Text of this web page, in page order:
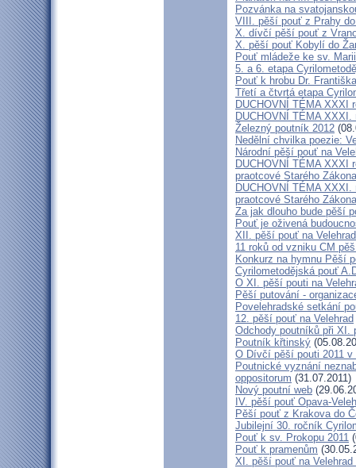
Pozvánka na
VIII. pěší pouť z Prahy
X. dívčí pěší pouť z
X. pěší pouť Kobylí do
Pouť mládeže ke sv.
5. a 6. etapa
Pouť k hrobu Dr.
Třetí a čtvrtá etapa
DUCHOVNÍ TÉMA XXXI
DUCHOVNÍ TÉMA
Železný poutník 2012
Nedělní chvilka poezie:
Národní pěší pouť na
DUCHOVNÍ TÉMA XXXI
praotcové Starého Zákona
DUCHOVNÍ TÉMA
praotcové Starého Zákona
Za jak dlouho bude pěší
Pouť je oživená
XII. pěší pouť na
11 roků od vzniku CM
Konkurz na hymnu Pěší
Cyrilometodějská pouť
O XI. pěší pouti na
Pěší putování -
Povelehradské setkání
12. pěší pouť na Velehrad
Odchody poutníků při XI.
Poutník křtinský
O Dívčí pěší pouti 2011 v
Poutnické vyznání
oppositorum (31.07.2011)
Nový poutní web
IV. pěší pouť Opava-
Pěší pouť z Krakova do
Jubilejní 30. ročník
Pouť k sv. Prokopu 2011
Pouť k pramenům
XI. pěší pouť na Velehrad